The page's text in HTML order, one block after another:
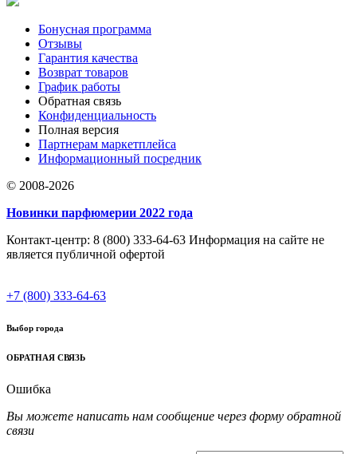
Бонусная программа
Отзывы
Гарантия качества
Возврат товаров
График работы
Обратная связь
Конфиденциальность
Полная версия
Партнерам маркетплейса
Информационный посредник
© 2008-2026
Новинки парфюмерии 2022 года
Контакт-центр: 8 (800) 333-64-63 Информация на сайте не
является публичной офертой
+7 (800) 333-64-63
Выбор города
ОБРАТНАЯ СВЯЗЬ
Ошибка
Вы можете написать нам сообщение через форму обратной
связи